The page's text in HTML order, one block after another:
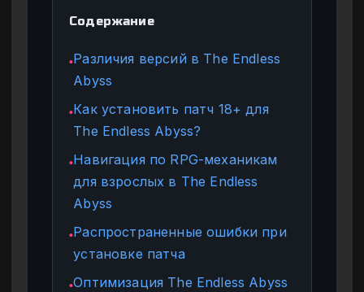
Содержание
●Различия версий в The Endless
Abyss
●Как установить патч 18+ для
The Endless Abyss?
●Навигация по RPG-механикам
для взрослых в The Endless
Abyss
●Распространенные ошибки при
установке патча
●Оптимизация The Endless Abyss